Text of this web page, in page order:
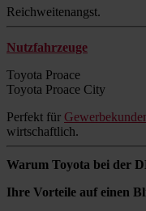
Reichweitenangst.
Nutzfahrzeuge
Toyota Proace
Toyota Proace City
Perfekt für
wirtschaftlich.
Warum Toyota bei der
Ihre Vorteile auf einen